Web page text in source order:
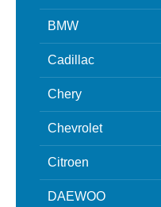
BMW
Cadillac
Chery
Chevrolet
Citroen
DAEWOO